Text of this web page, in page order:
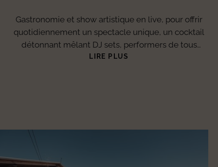
Gastronomie et show artistique en live, pour offrir
quotidiennement un spectacle unique, un cocktail
détonnant mêlant DJ sets, performers de tous
horizons, chanteurs, danseurs et musiciens. La Folie
LIRE PLUS